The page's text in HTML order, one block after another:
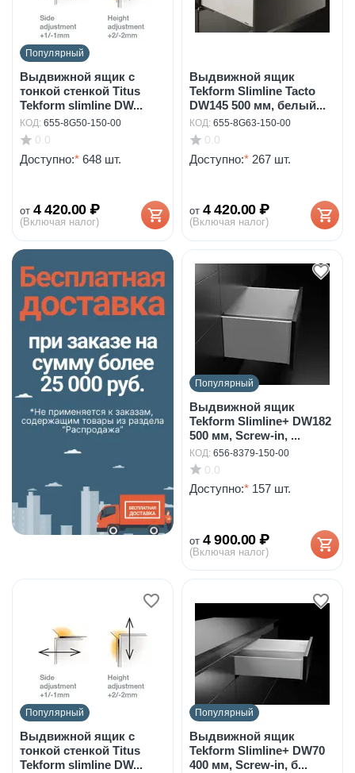
Популярный
Выдвижной ящик с
тонкой стенкой Titus
Tekform slimline DW...
КОД: 655-8G50-150-00
0.0
Доступно:* 648 шт.
от 4 420.00 ₽
(Включая налог)
Выдвижной ящик
Tekform Slimline Tacto
DW145 500 мм, белый...
КОД: 655-8G63-150-00
0.0
Доступно:* 267 шт.
от 4 420.00 ₽
(Включая налог)
Популярный
Выдвижной ящик
Tekform Slimline+ DW182
500 мм, Screw-in, ...
КОД: 656-8379-150-00
0.0
Доступно:* 157 шт.
от 4 900.00 ₽
(Включая налог)
Популярный
Выдвижной ящик с
тонкой стенкой Titus
Tekform slimline DW...
Популярный
Выдвижной ящик
Tekform Slimline+ DW70
400 мм, Screw-in, б...